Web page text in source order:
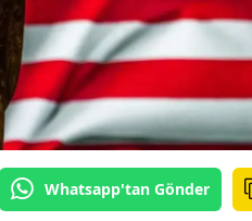
Whatsapp'tan Gönder